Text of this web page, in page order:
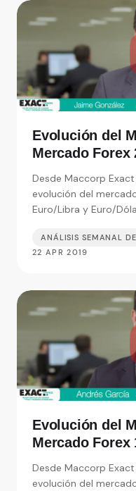
Evolución del
Mercado Forex
de moneda
Desde Maccorp
evolución del
Euro/Libra y Euro/
ANÁLISIS SEMANAL
22 APR 2019
Evolución del
Mercado Forex
de moneda
Desde Maccorp
evolución del